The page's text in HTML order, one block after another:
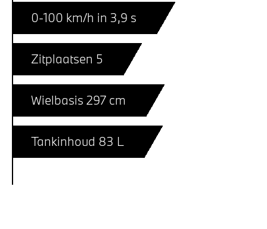
0-100 km/h in 3,9 s
Zitplaatsen 5
Wielbasis 297 cm
Tankinhoud 83 L